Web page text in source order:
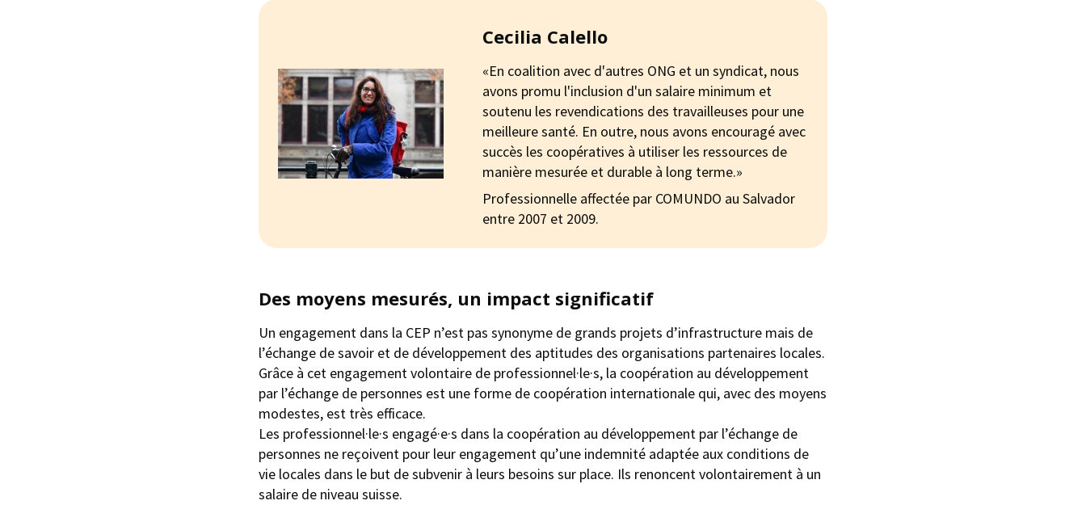
Cecilia Calello
«En coalition avec d'autres ONG et un syndicat, nous
avons promu l'inclusion d'un salaire minimum et
soutenu les revendications des travailleuses pour une
meilleure santé. En outre, nous avons encouragé avec
succès les coopératives à utiliser les ressources de
manière mesurée et durable à long terme.»
Professionnelle affectée par COMUNDO au Salvador
entre 2007 et 2009.
Des moyens mesurés, un impact significatif
Un engagement dans la CEP n’est pas synonyme de grands projets d’infrastructure mais de
l’échange de savoir et de développement des aptitudes des organisations partenaires locales.
Grâce à cet engagement volontaire de professionnel·le·s, la coopération au développement
par l’échange de personnes est une forme de coopération internationale qui, avec des moyens
modestes, est très efficace.
Les professionnel·le·s engagé·e·s dans la coopération au développement par l’échange de
personnes ne reçoivent pour leur engagement qu’une indemnité adaptée aux conditions de
vie locales dans le but de subvenir à leurs besoins sur place. Ils renoncent volontairement à un
salaire de niveau suisse.